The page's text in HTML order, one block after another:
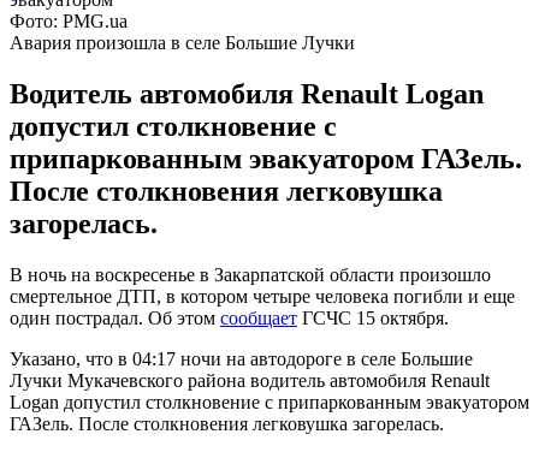
Фото: PMG.ua
Авария произошла в селе Большие Лучки
Водитель автомобиля Renault Logan
допустил столкновение с
припаркованным эвакуатором ГАЗель.
После столкновения легковушка
загорелась.
В ночь на воскресенье в Закарпатской области произошло
смертельное ДТП, в котором четыре человека погибли и еще
один пострадал. Об этом сообщает ГСЧС 15 октября.
Указано, что в 04:17 ночи на автодороге в селе Большие
Лучки Мукачевского района водитель автомобиля Renault
Logan допустил столкновение с припаркованным эвакуатором
ГАЗель. После столкновения легковушка загорелась.